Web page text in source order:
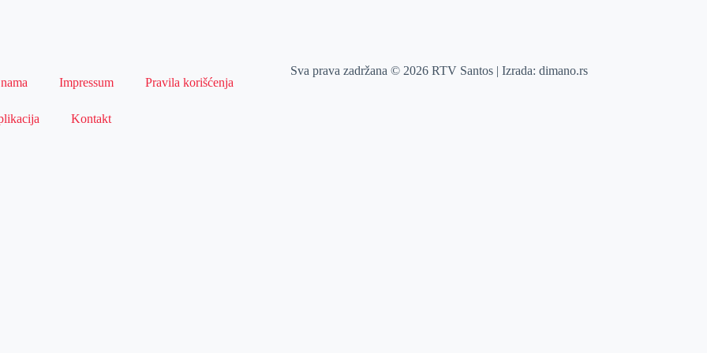
Impressum Pravila korišćenja
Kontakt
Sva prava zadržana © 2026 RTV Santos | Izrada:dimano.rs